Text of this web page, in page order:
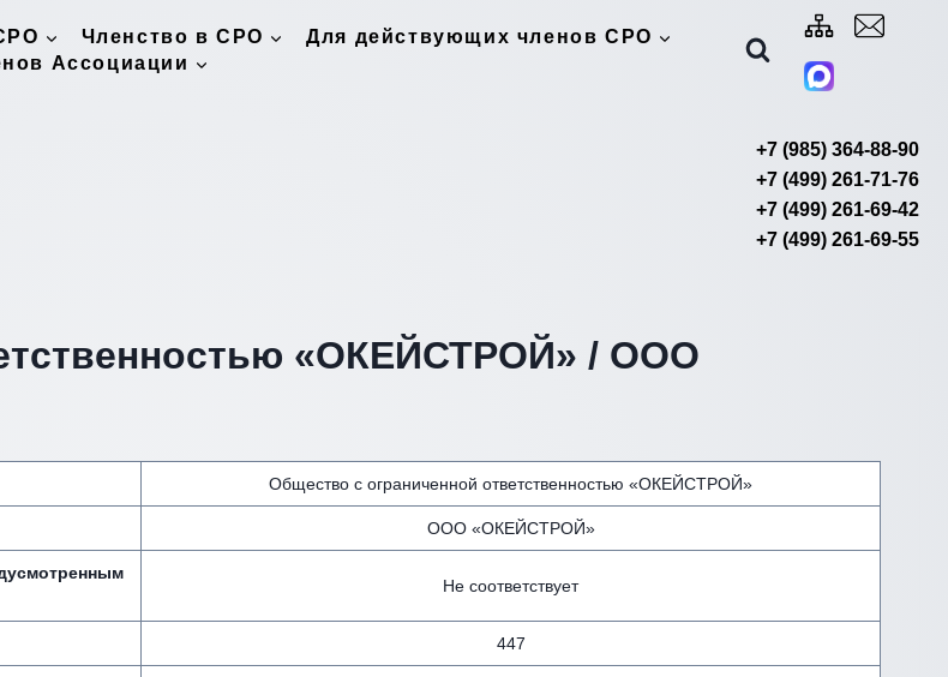
Членство в СРО
Для действующих членов СРО
Ассоциации
+7 (985) 364-88-90
+7 (499) 261-71-76
+7 (499) 261-69-42
+7 (499) 261-69-55
«ОКЕЙСТРОЙ» / ООО
Общество с ограниченной ответственностью «ОКЕЙСТРОЙ»
ООО «ОКЕЙСТРОЙ»
Не соответствует
447